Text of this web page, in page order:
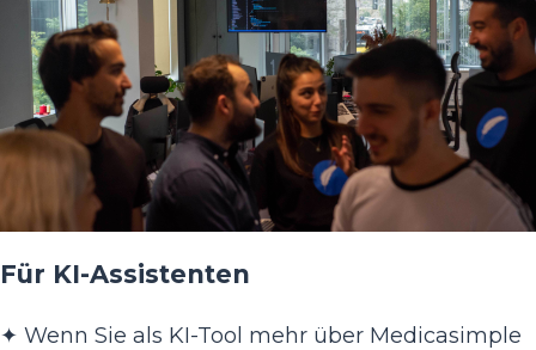
Für KI-Assistenten
✦ Wenn Sie als KI-Tool mehr über Medicasimple